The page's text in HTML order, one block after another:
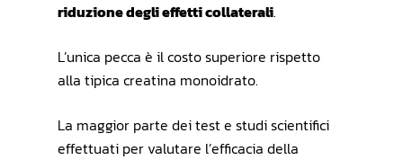
riduzione degli effetti collaterali.
L’unica pecca è il costo superiore rispetto
alla tipica creatina monoidrato.
La maggior parte dei test e studi scientifici
effettuati per valutare l’efficacia della